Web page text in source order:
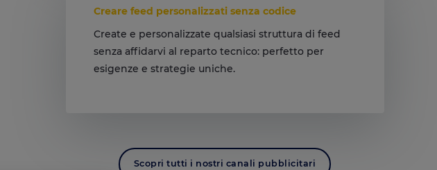
Creare feed personalizzati senza codice
Create e personalizzate qualsiasi struttura di feed
senza affidarvi al reparto tecnico: perfetto per
esigenze e strategie uniche.
Scopri tutti i nostri canali pubblicitari